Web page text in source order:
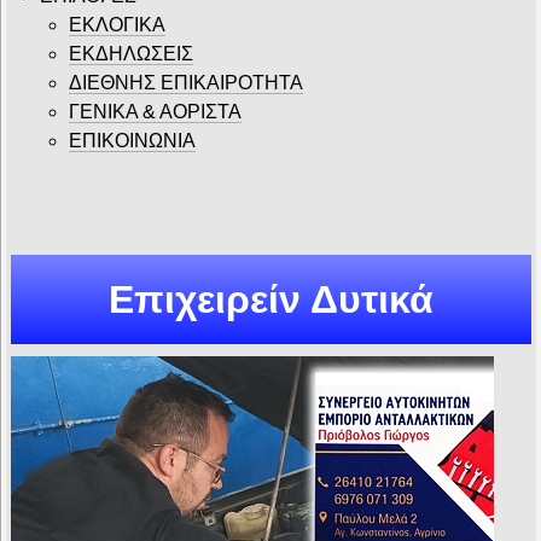
ΕΚΛΟΓΙΚΑ
ΕΚΔΗΛΩΣΕΙΣ
ΔΙΕΘΝΗΣ ΕΠΙΚΑΙΡΟΤΗΤΑ
ΓΕΝΙΚΑ & ΑΟΡΙΣΤΑ
ΕΠΙΚΟΙΝΩΝΙΑ
Επιχειρείν Δυτικά